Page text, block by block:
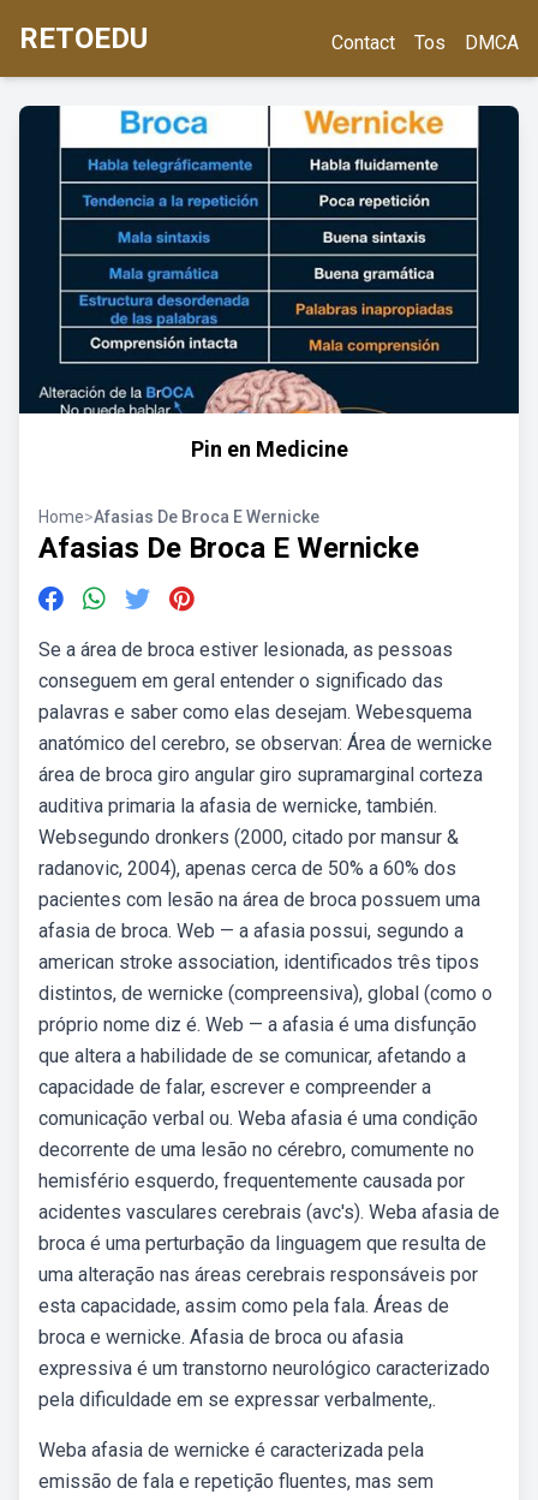
RETOEDU Contact Tos DMCA
Pin en Medicine
Home>Afasias De Broca E Wernicke
Afasias De Broca E Wernicke
Se a área de broca estiver lesionada, as pessoas
conseguem em geral entender o significado das
palavras e saber como elas desejam. Webesquema
anatómico del cerebro, se observan: Área de wernicke
área de broca giro angular giro supramarginal corteza
auditiva primaria la afasia de wernicke, también.
Websegundo dronkers (2000, citado por mansur &
radanovic, 2004), apenas cerca de 50% a 60% dos
pacientes com lesão na área de broca possuem uma
afasia de broca. Web — a afasia possui, segundo a
american stroke association, identificados três tipos
distintos, de wernicke (compreensiva), global (como o
próprio nome diz é. Web — a afasia é uma disfunção
que altera a habilidade de se comunicar, afetando a
capacidade de falar, escrever e compreender a
comunicação verbal ou. Weba afasia é uma condição
decorrente de uma lesão no cérebro, comumente no
hemisfério esquerdo, frequentemente causada por
acidentes vasculares cerebrais (avc's). Weba afasia de
broca é uma perturbação da linguagem que resulta de
uma alteração nas áreas cerebrais responsáveis por
esta capacidade, assim como pela fala. Áreas de
broca e wernicke. Afasia de broca ou afasia
expressiva é um transtorno neurológico caracterizado
pela dificuldade em se expressar verbalmente,.
Weba afasia de wernicke é caracterizada pela
emissão de fala e repetição fluentes, mas sem